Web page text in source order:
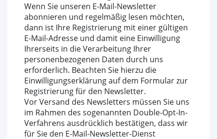
Wenn Sie unseren E-Mail-Newsletter
abonnieren und regelmäßig lesen möchten,
dann ist Ihre Registrierung mit einer gültigen
E-Mail-Adresse und damit eine Einwilligung
Ihrerseits in die Verarbeitung Ihrer
personenbezogenen Daten durch uns
erforderlich. Beachten Sie hierzu die
Einwilligungserklärung auf dem Formular zur
Registrierung für den Newsletter.
Vor Versand des Newsletters müssen Sie uns
im Rahmen des sogenannten Double-Opt-In-
Verfahrens ausdrücklich bestätigen, dass wir
für Sie den E-Mail-Newsletter-Dienst